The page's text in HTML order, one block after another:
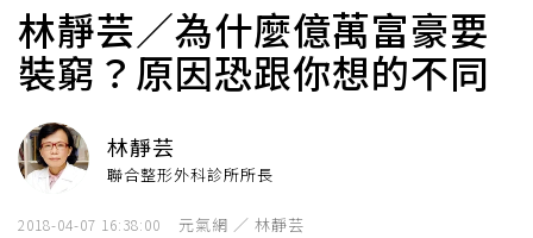
林靜芸／為什麼億萬富豪要
裝窮？原因恐跟你想的不同
林靜芸
聯合整形外科診所所長
2018-04-07 16:38:00 元氣網 ／ 林靜芸